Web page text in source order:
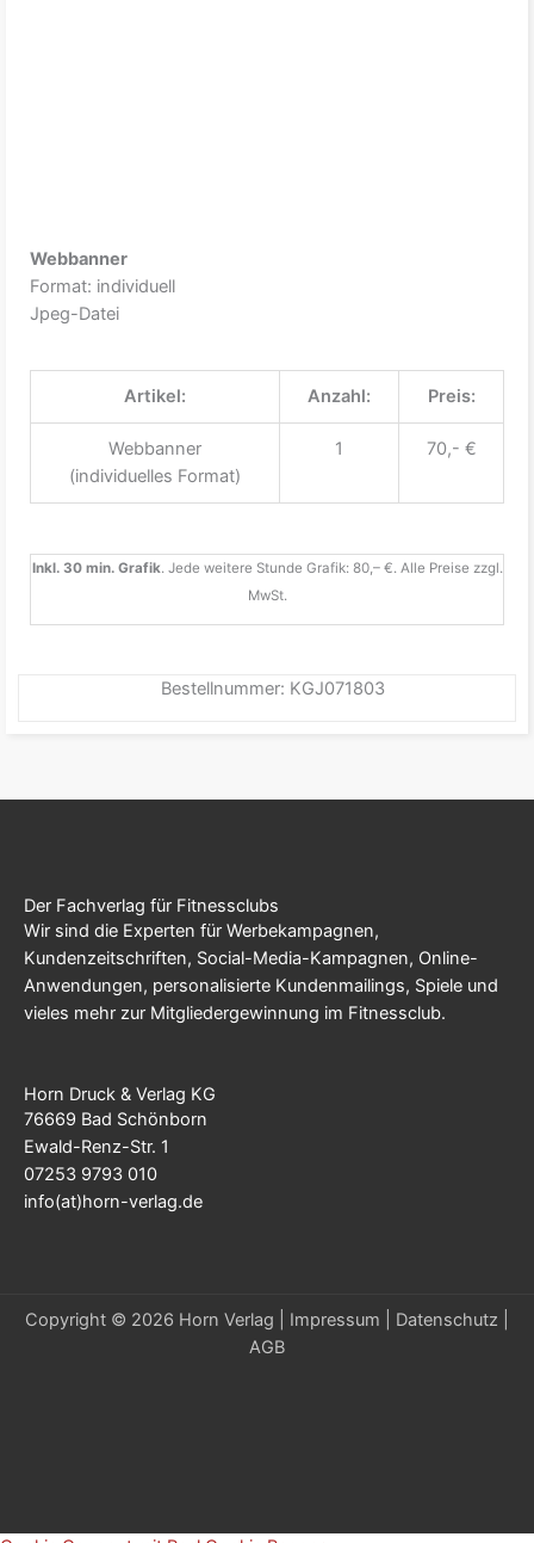
Webbanner
Format: individuell
Jpeg-Datei
Artikel: Anzahl: Preis:
Webbanner
(individuelles Format)
1 70,- €
Inkl. 30 min. Grafik. Jede weitere Stunde Grafik: 80,– €. Alle Preise zzgl.
MwSt.
Bestellnummer: KGJ071803
Der Fachverlag für Fitnessclubs
Wir sind die Experten für Werbekampagnen,
Kundenzeitschriften, Social-Media-Kampagnen, Online-
Anwendungen, personalisierte Kundenmailings, Spiele und
vieles mehr zur Mitgliedergewinnung im Fitnessclub.
Horn Druck & Verlag KG
76669 Bad Schönborn
Ewald-Renz-Str. 1
07253 9793 010
info(at)horn-verlag.de
Copyright © 2026 Horn Verlag | Impressum Datenschutz
AGB